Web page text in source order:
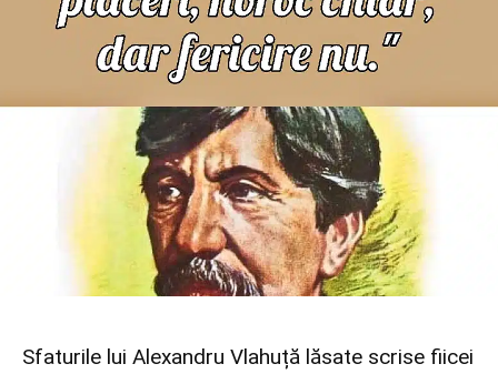
Sfaturile lui Alexandru Vlahuță lăsate scrise fiicei